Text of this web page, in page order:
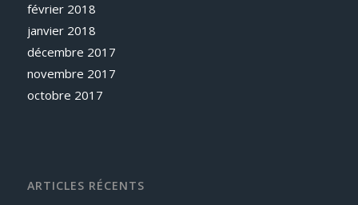
février 2018
janvier 2018
décembre 2017
novembre 2017
octobre 2017
ARTICLES RÉCENTS